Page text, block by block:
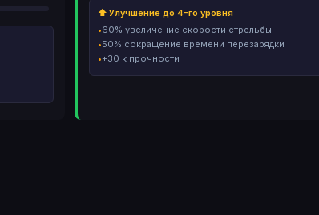
⬆ Улучшение до 4-го уровня
60% увеличение скорости стрельбы
50% сокращение времени перезарядки
+30 к прочности